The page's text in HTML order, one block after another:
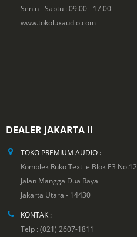
Senin - Sabtu : 09:00 - 17:00
www.tokoluxaudio.com
DEALER JAKARTA II
TOKO PREMIUM AUDIO :
Komplek Ruko Textile Blok E3 No.12
Jalan Mangga Dua Raya
Jakarta Utara - 14430
KONTAK :
Telp : (021) 2607-1811